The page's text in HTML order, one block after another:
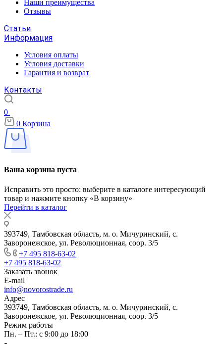
Наши преимущества
Отзывы
Статьи
Информация
Условия оплаты
Условия доставки
Гарантия и возврат
Контакты
0
0 Корзина
Ваша корзина пуста
Исправить это просто: выберите в каталоге интересующий
товар и нажмите кнопку «В корзину»
Перейти в каталог
393749, Тамбовская область, м. о. Мичуринский, с.
Заворонежское, ул. Революционная, соор. 3/5
+7 495 818-63-02
+7 495 818-63-02
Заказать звонок
E-mail
info@novorostrade.ru
Адрес
393749, Тамбовская область, м. о. Мичуринский, с.
Заворонежское, ул. Революционная, соор. 3/5
Режим работы
Пн. – Пт.: с 9:00 до 18:00